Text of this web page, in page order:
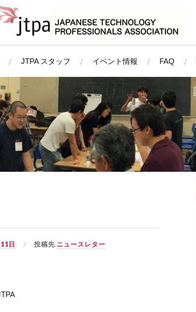
JTPA スタッフ イベント情報 FAQ
日 投稿先 ニュースレター